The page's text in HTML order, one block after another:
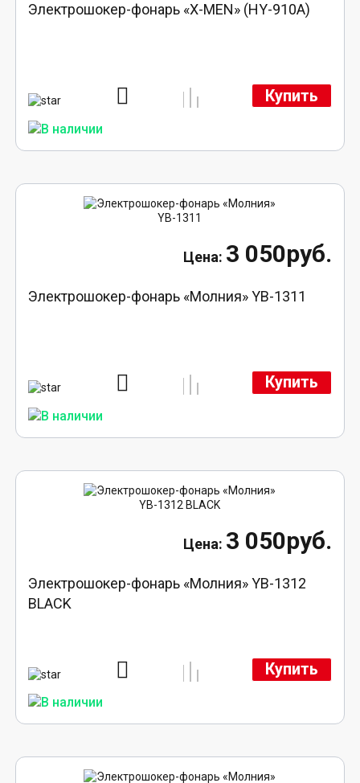
Электрошокер-фонарь «X-MEN» (HY-910A)
Купить
3 050руб.
Электрошокер-фонарь «Молния» YB-1311
Купить
3 050руб.
Электрошокер-фонарь «Молния» YB-1312
BLACK
Купить